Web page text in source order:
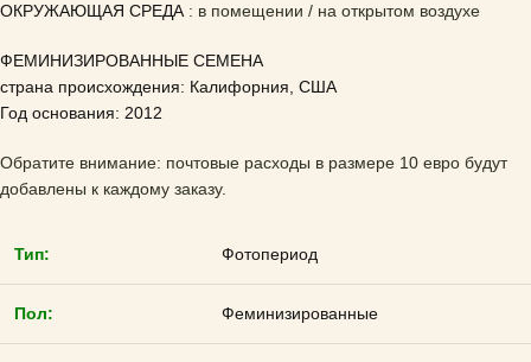
ОКРУЖАЮЩАЯ СРЕДА : в помещении / на открытом воздухе
ФЕМИНИЗИРОВАННЫЕ СЕМЕНА
страна происхождения: Калифорния, США
Год основания: 2012
Обратите внимание: почтовые расходы в размере 10 евро будут
добавлены к каждому заказу.
Тип: Фотопериод
Пол: Феминизированные